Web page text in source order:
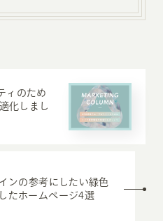
ィのため
化しまし
ンの参考にしたい緑色
たホームページ4選